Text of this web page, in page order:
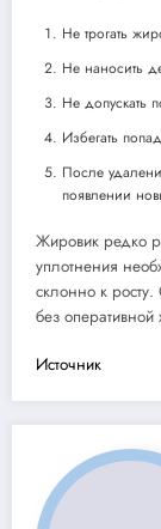
Не трогать
Не наносить
Не допускать
Избегать
После
появлении
Жировик редко
уплотнения
склонно к
без оперативной
Источник